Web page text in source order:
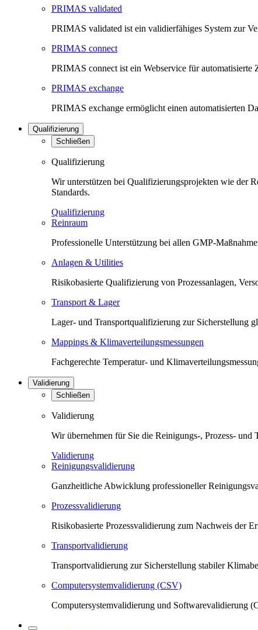
PRIMAS validated
PRIMAS validated ist ein validierfähiges System zur
PRIMAS connect
PRIMAS connect ist ein Webservice für
PRIMAS exchange
PRIMAS exchange ermöglicht einen automatisierten
Qualifizierung
Schließen
Qualifizierung
Wir unterstützen bei Qualifizierungsprojekten wie der
Standards.
Qualifizierung
Reinraum
Professionelle Unterstützung bei allen GMP-
Anlagen & Utilities
Risikobasierte Qualifizierung von Prozessanlagen,
Transport & Lager
Lager- und Transportqualifizierung zur Sicherstellung
Mappings & Klimaverteilungsmessungen
Fachgerechte Temperatur- und
Validierung
Schließen
Validierung
Wir übernehmen für Sie die Reinigungs-, Prozess-
Validierung
Reinigungsvalidierung
Ganzheitliche Abwicklung professioneller
Prozessvalidierung
Risikobasierte Prozessvalidierung zum Nachweis der
Transportvalidierung
Transportvalidierung zur Sicherstellung stabiler
Computersystemvalidierung (CSV)
Computersystemvalidierung und Softwarevalidierung